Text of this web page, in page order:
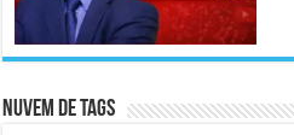
Nuvem de Tags